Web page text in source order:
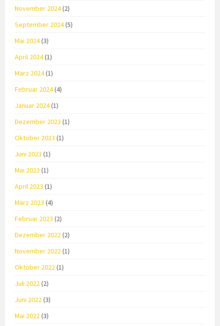
November 2024(2)
September 2024(5)
Mai 2024(3)
April 2024(1)
März 2024(1)
Februar 2024(4)
Januar 2024(1)
Dezember 2023 (1)
Oktober 2023 (1)
Juni 2023 (1)
Mai 2023 (1)
April 2023 (1)
März 2023 (4)
Februar 2023 (2)
Dezember 2022(2)
November 2022(1)
Oktober 2022(1)
Juli 2022(2)
Juni 2022(3)
Mai 2022(3)